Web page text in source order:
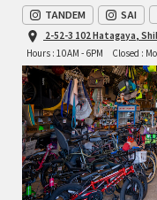
TANDEM SAI
2-52-3 102 Hatagaya,
Hours : 10AM - 6PM
Closed :